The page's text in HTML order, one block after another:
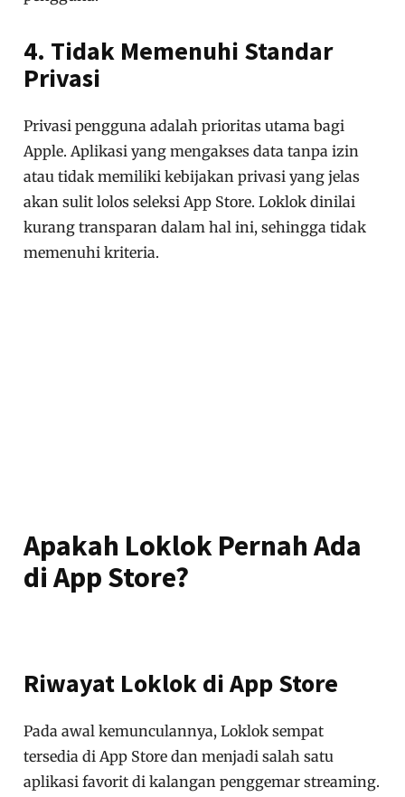
4. Tidak Memenuhi Standar
Privasi
Privasi pengguna adalah prioritas utama bagi
Apple. Aplikasi yang mengakses data tanpa izin
atau tidak memiliki kebijakan privasi yang jelas
akan sulit lolos seleksi App Store. Loklok dinilai
kurang transparan dalam hal ini, sehingga tidak
memenuhi kriteria.
Apakah Loklok Pernah Ada
di App Store?
Riwayat Loklok di App Store
Pada awal kemunculannya, Loklok sempat
tersedia di App Store dan menjadi salah satu
aplikasi favorit di kalangan penggemar streaming.